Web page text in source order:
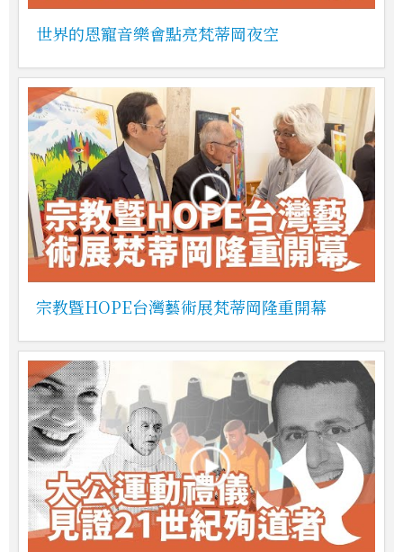
世界的恩寵音樂會點亮梵蒂岡夜空
宗教暨HOPE台灣藝術展梵蒂岡隆重開幕